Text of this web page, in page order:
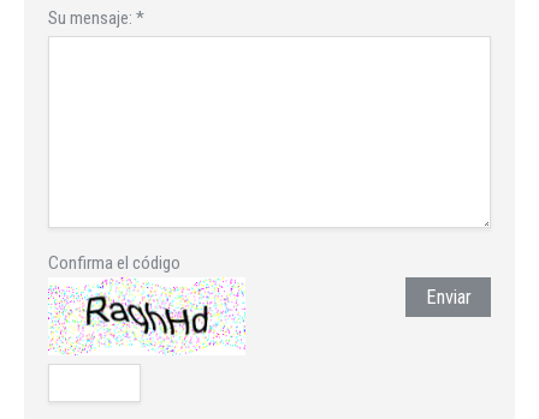
Su mensaje: *
Confirma el código
Enviar